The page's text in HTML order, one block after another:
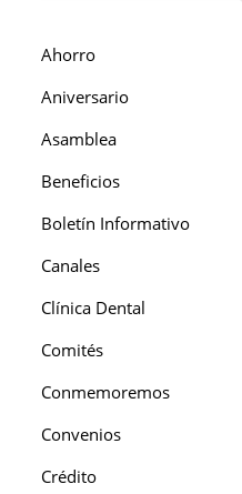
Ahorro
Aniversario
Asamblea
Beneficios
Boletín Informativo
Canales
Clínica Dental
Comités
Conmemoremos
Convenios
Crédito